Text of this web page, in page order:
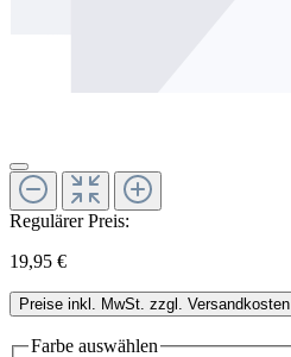
Regulärer Preis:
19,95 €
Preise inkl. MwSt. zzgl. Versandkosten
Farbe auswählen